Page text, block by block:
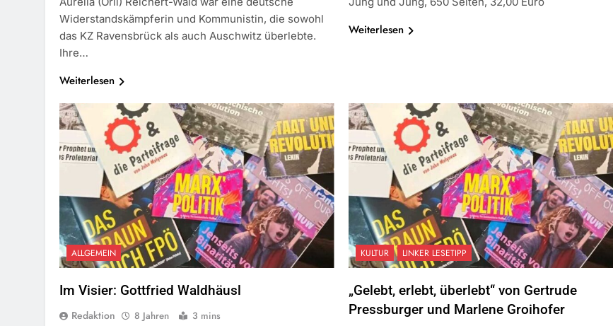
Widerstandskämpferin und Kommunistin, die sowohl
das KZ Ravensbrück als auch Auschwitz überlebte.
Ihre…
Weiterlesen
Weiterlesen
ALLGEMEIN
Im Visier: Gottfried Waldhäusl
Redaktion 8 Jahren
3 mins
KULTUR LINKER LESETIPP
„Gelebt, erlebt, überlebt“ von Gertrude
Pressburger und Marlene Groihofer